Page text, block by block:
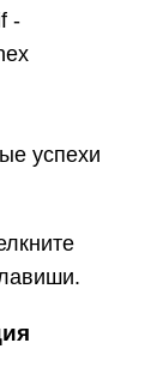
-
успехи